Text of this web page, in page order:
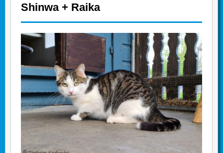
Shinwa + Raika